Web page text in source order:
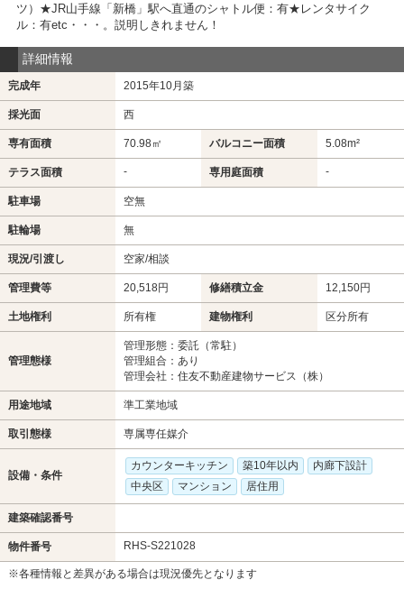
ツ）★JR山手線「新橋」駅へ直通のシャトル便：有★レンタサイク
ル：有etc・・・。説明しきれません！
詳細情報
完成年 2015年10月築
採光面 西
専有面積 70.98㎡ バルコニー面積 5.08m²
テラス面積 - 専用庭面積 -
駐車場 空無
駐輪場 無
現況/引渡し 空家/相談
管理費等 20,518円 修繕積立金 12,150円
土地権利 所有権 建物権利 区分所有
管理態様
管理形態：委託（常駐）
管理組合：あり
管理会社：住友不動産建物サービス（株）
用途地域 準工業地域
取引態様 専属専任媒介
設備・条件
カウンターキッチン 築10年以内
内廊下設計
中央区
マンション 居住用
建築確認番号
物件番号 RHS-S221028
※各種情報と差異がある場合は現況優先となります